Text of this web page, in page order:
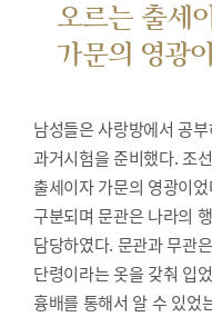
오르는 출세
가문의 영광
남성들은 사랑방에서 공
과거시험을 준비했다.조
출세이자 가문의 영광이
구분되며 문관은 나라의
담당하였다. 문관과 무관
단령이라는 옷을 갖춰 입
흉배를 통해서 알 수 있었